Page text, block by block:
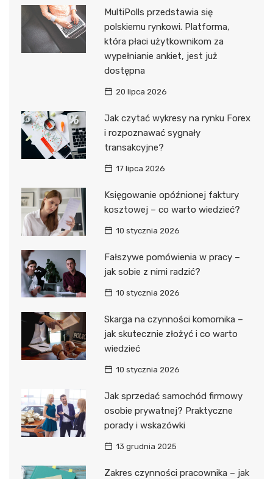
MultiPolls przedstawia się
polskiemu rynkowi. Platforma,
która płaci użytkownikom za
wypełnianie ankiet, jest już
dostępna
20 lipca 2026
Jak czytać wykresy na rynku Forex
i rozpoznawać sygnały
transakcyjne?
17 lipca 2026
Księgowanie opóźnionej faktury
kosztowej – co warto wiedzieć?
10 stycznia 2026
Fałszywe pomówienia w pracy –
jak sobie z nimi radzić?
10 stycznia 2026
Skarga na czynności komornika –
jak skutecznie złożyć i co warto
wiedzieć
10 stycznia 2026
Jak sprzedać samochód firmowy
osobie prywatnej? Praktyczne
porady i wskazówki
13 grudnia 2025
Zakres czynności pracownika – jak